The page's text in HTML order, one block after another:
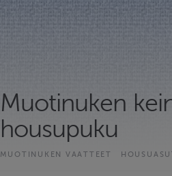
Muotinuken
housupuku
MUOTINUKEN VAATTEET